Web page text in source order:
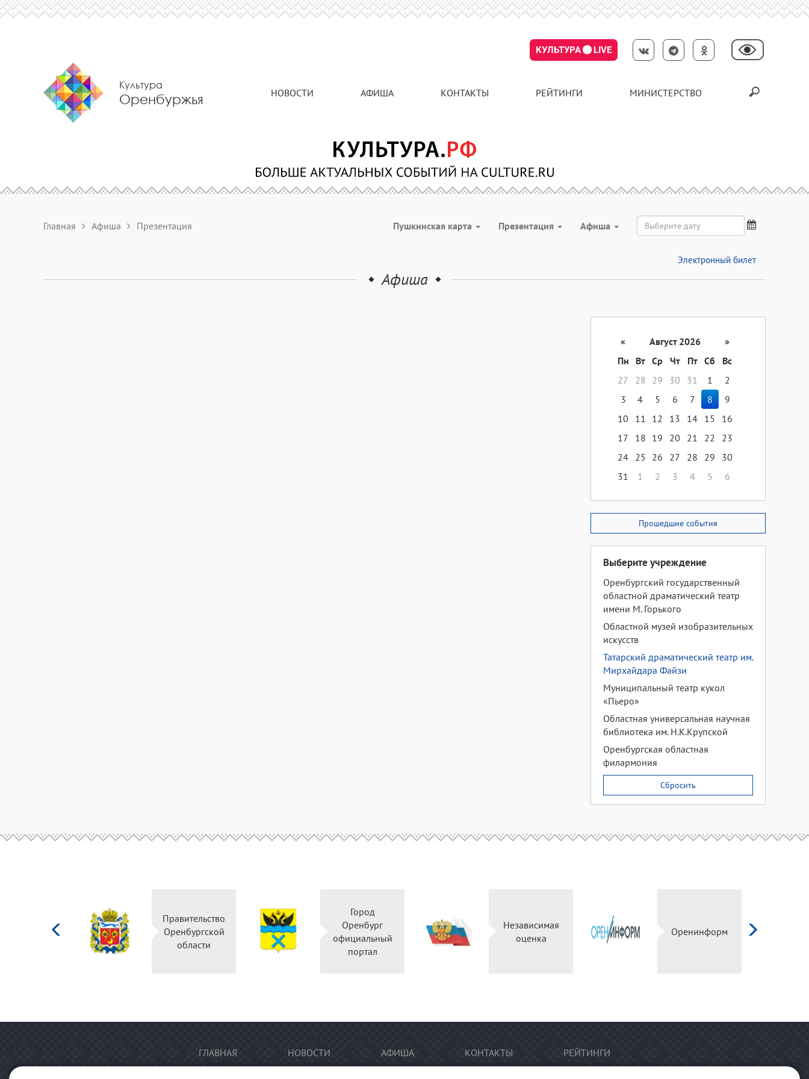
КУЛЬТУРА LIVE
Культура
Оренбуржья НОВОСТИ АФИША КОНТАКТЫ РЕЙТИНГИ МИНИСТЕРСТВО
Главная Афиша Презентация Пушкинская карта Презентация Aфиша
Электронный билет
Афиша
« Август 2026
»
Пн
Вт Ср Чт Пт Сб
Вс
27
28 29 30 31 1
2
3
4 5 6 7 8
9
10
11 12 13 14 15
16
17
18 19 20 21 22
23
24 25 26 27 28 29
30
31
1 2 3 4 5 6
Прошедшие события
Выберите учреждение
Оренбургский государственный
областной драматический театр
имени М. Горького
Областной музей изобразительных
искусств
Татарский драматический театр им.
Мирхайдара Файзи
Муниципальный театр кукол
«Пьеро»
Областная универсальная научная
библиотека им. Н.К.Крупской
Оренбургская областная
филармония
Сбросить
Правительство
Оренбургской
области
Город
Оренбург
официальный
портал
Независимая
оценка
Оренинформ
ГЛАВНАЯ НОВОСТИ АФИША КОНТАКТЫ РЕЙТИНГИ